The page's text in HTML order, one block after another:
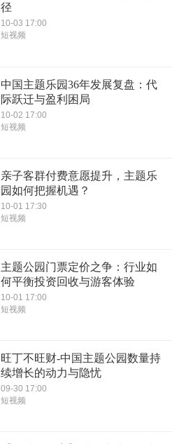
径
10-03 17:00
短视频
中国主题乐园36年发展复盘：代
际跃迁与盈利困局
10-02 17:00
短视频
亲子客群付费意愿提升，主题乐
园如何把握机遇？
10-01 17:30
短视频
主题公园门票定价之争：行业如
何平衡投资回收与游客体验
10-01 17:00
短视频
旺丁不旺财-中国主题公园数量持
续增长的动力与隐忧
09-30 17:00
短视频